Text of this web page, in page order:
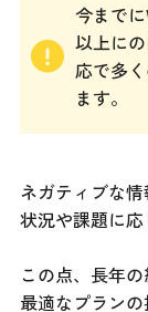
今まで
以上に
応で多
ます。
ネガティブな
状況や課題に応
この点、長年
最適なプランの